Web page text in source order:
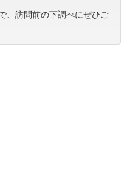
、訪問前の下調べにぜひご